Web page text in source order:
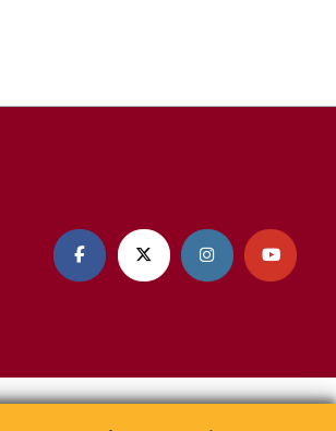
   